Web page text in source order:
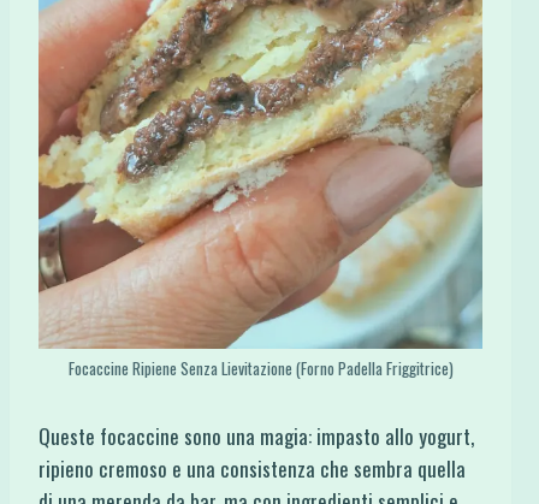
Focaccine Ripiene Senza Lievitazione (Forno Padella Friggitrice)
Queste focaccine sono una magia: impasto allo yogurt,
ripieno cremoso e una consistenza che sembra quella